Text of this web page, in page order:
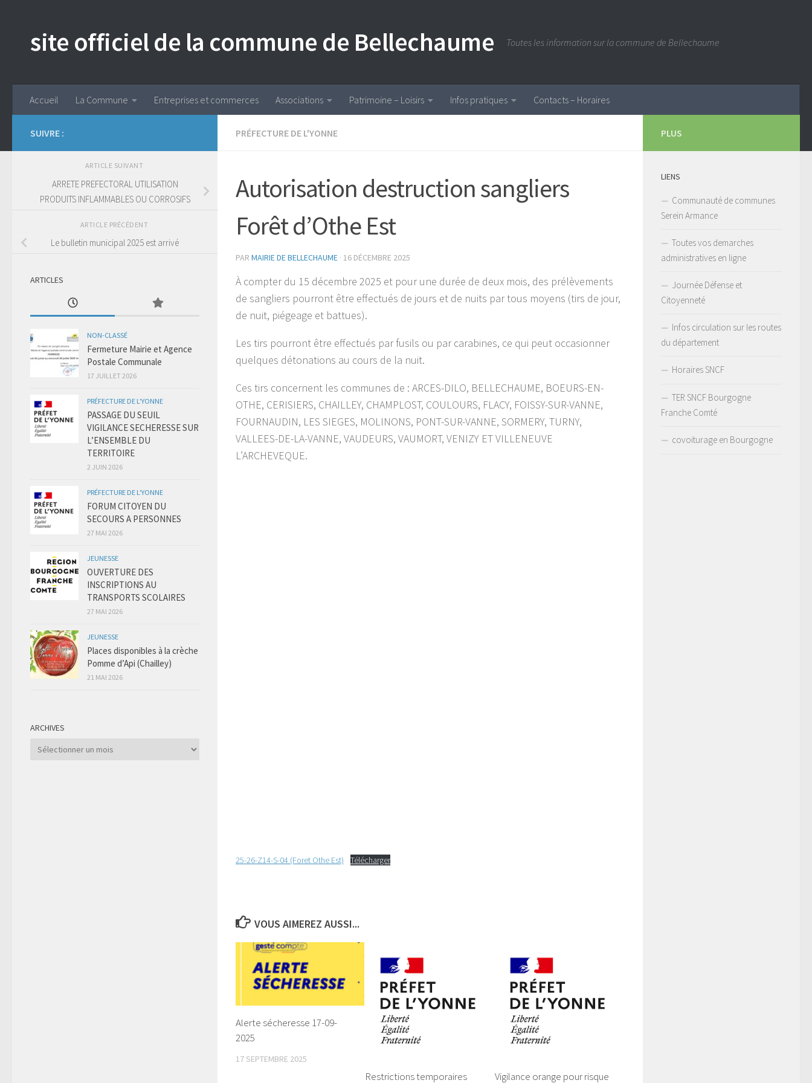
site officiel de la commune de Bellechaume Toutes les information sur la commune de Bellechaume
Accueil La Commune Entreprises et commerces Associations Patrimoine – Loisirs Infos pratiques Contacts – Horaires
PRÉFECTURE DE L'YONNE
Autorisation destruction sangliers
Forêt d’Othe Est
PAR MAIRIE DE BELLECHAUME · 16 DÉCEMBRE 2025
À compter du 15 décembre 2025 et pour une durée de deux mois, des prélèvements
de sangliers pourront être effectués de jours et de nuits par tous moyens (tirs de jour,
de nuit, piégeage et battues).
Les tirs pourront être effectués par fusils ou par carabines, ce qui peut occasionner
quelques détonations au cours de la nuit.
Ces tirs concernent les communes de : ARCES-DILO, BELLECHAUME, BOEURS-EN-
OTHE, CERISIERS, CHAILLEY, CHAMPLOST, COULOURS, FLACY, FOISSY-SUR-VANNE,
FOURNAUDIN, LES SIEGES, MOLINONS, PONT-SUR-VANNE, SORMERY, TURNY,
VALLEES-DE-LA-VANNE, VAUDEURS, VAUMORT, VENIZY ET VILLENEUVE
L’ARCHEVEQUE.
25-26-Z14-S-04 (Foret Othe Est) Télécharger
VOUS AIMEREZ AUSSI...
Alerte sécheresse 17-09-
2025
17 SEPTEMBRE 2025
Restrictions temporaires Vigilance orange pour risque
SUIVRE :
ARTICLE SUIVANT
ARRETE PREFECTORAL UTILISATION
PRODUITS INFLAMMABLES OU CORROSIFS
ARTICLE PRÉCÉDENT
Le bulletin municipal 2025 est arrivé
ARTICLES
NON-CLASSÉ
Fermeture Mairie et Agence
Postale Communale
17 JUILLET 2026
PRÉFECTURE DE L'YONNE
PASSAGE DU SEUIL
VIGILANCE SECHERESSE SUR
L’ENSEMBLE DU
TERRITOIRE
2 JUIN 2026
PRÉFECTURE DE L'YONNE
FORUM CITOYEN DU
SECOURS A PERSONNES
27 MAI 2026
JEUNESSE
OUVERTURE DES
INSCRIPTIONS AU
TRANSPORTS SCOLAIRES
27 MAI 2026
JEUNESSE
Places disponibles à la crèche
Pomme d’Api (Chailley)
21 MAI 2026
ARCHIVES
Archives
PLUS
LIENS
Communauté de communes
Serein Armance
Toutes vos demarches
administratives en ligne
Journée Défense et
Citoyenneté
Infos circulation sur les routes
du département
Horaires SNCF
TER SNCF Bourgogne
Franche Comté
covoiturage en Bourgogne